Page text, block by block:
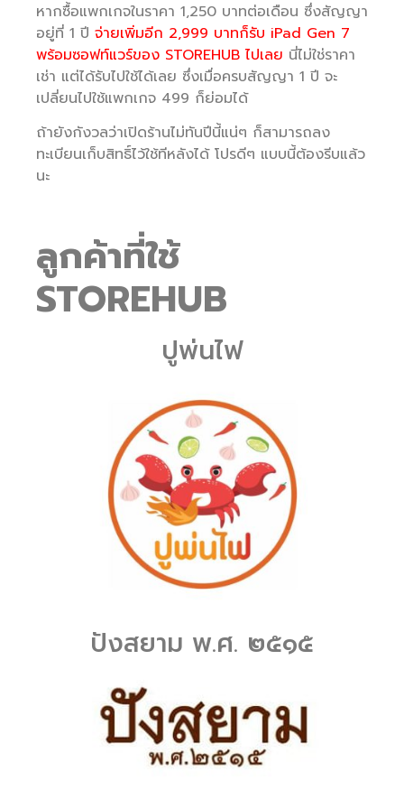
หากซื้อแพกเกจในราคา 1,250 บาทต่อเดือน ซึ่งสัญญา
อยู่ที่ 1 ปี จ่ายเพิ่มอีก 2,999 บาทก็รับ iPad Gen 7
พร้อมซอฟท์แวร์ของ STOREHUB ไปเลย นี่ไม่ใช่ราคา
เช่า แต่ได้รับไปใช้ได้เลย ซึ่งเมื่อครบสัญญา 1 ปี จะ
เปลี่ยนไปใช้แพกเกจ 499 ก็ย่อมได้
ถ้ายังกังวลว่าเปิดร้านไม่ทันปีนี้แน่ๆ ก็สามารถลง
ทะเบียนเก็บสิทธิ์ไว้ใช้ทีหลังได้ โปรดีๆ แบบนี้ต้องรีบแล้ว
นะ
ลูกค้าที่ใช้
STOREHUB
ปูพ่นไฟ
ปังสยาม พ.ศ. ๒๕๑๕